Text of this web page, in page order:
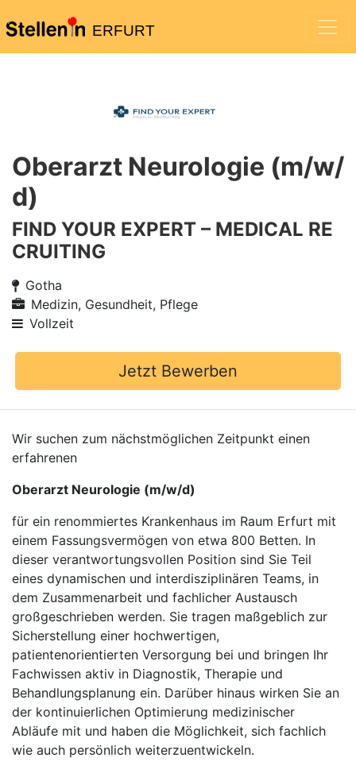
ERFURT
Oberarzt Neurologie (m/w/
d)
FIND YOUR EXPERT – MEDICAL RE
CRUITING
Gotha
Medizin, Gesundheit, Pflege
Vollzeit
Jetzt Bewerben
Wir suchen zum nächstmöglichen Zeitpunkt einen
erfahrenen
Oberarzt Neurologie (m/w/d)
für ein renommiertes Krankenhaus im Raum Erfurt mit
einem Fassungsvermögen von etwa 800 Betten. In
dieser verantwortungsvollen Position sind Sie Teil
eines dynamischen und interdisziplinären Teams, in
dem Zusammenarbeit und fachlicher Austausch
großgeschrieben werden. Sie tragen maßgeblich zur
Sicherstellung einer hochwertigen,
patientenorientierten Versorgung bei und bringen Ihr
Fachwissen aktiv in Diagnostik, Therapie und
Behandlungsplanung ein. Darüber hinaus wirken Sie an
der kontinuierlichen Optimierung medizinischer
Abläufe mit und haben die Möglichkeit, sich fachlich
wie auch persönlich weiterzuentwickeln.